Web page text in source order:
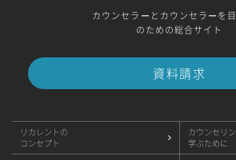
カウンセラーとカウンセラーを
のための総合サイト
資料請求
リカレントの
コンセプト
カウンセリ
学ぶために